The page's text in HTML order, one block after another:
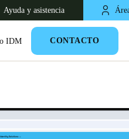
Ayuda y asistencia
IDM CONTACTO